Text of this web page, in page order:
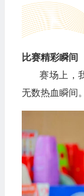
比赛精彩瞬间
赛场上，我
无数热血瞬间。